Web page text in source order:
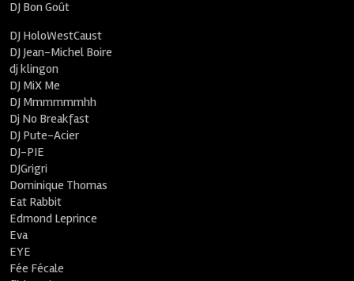
DJ Bon Goût
DJ HoloWestCaust
DJ Jean-Michel Boire
dj klingon
DJ MiX Me
DJ Mmmmmmhh
Dj No Breakfast
DJ Pute-Acier
DJ-PIE
DJGrigri
Dominique Thomas
Eat Rabbit
Edmond Leprince
Eva
EYE
Fée Fécale